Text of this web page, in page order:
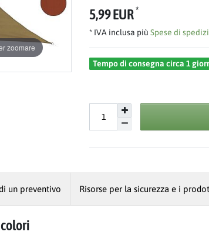
zoomare
5,99 EUR*
* IVA inclusa più Spese di
Tempo di consegna circa 1
un preventivo Risorse per la sicurezza e i